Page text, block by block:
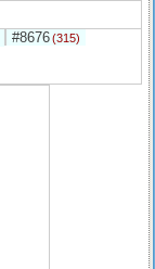
#8676(315)